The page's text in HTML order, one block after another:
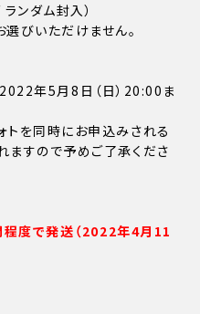
ンダム封入）
びいただけません。
年5月8日（日）20:00ま
を同時にお申込みされる
ますので予めご了承くださ
度で発送（2022年4月11